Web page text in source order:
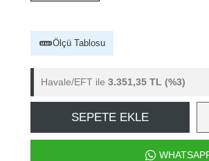
Ölçü Tablosu
Havale/EFT ile 3.351,35 TL (%3)
SEPETE EKLE